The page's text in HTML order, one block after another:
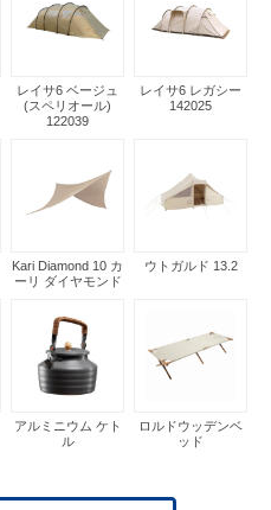
レイサ6 ベージュ
(スペリオール)
122039
レイサ6 レガシー
142025
Kari Diamond 10 カ
ーリ ダイヤモンド
ウトガルド 13.2
アルミニウム ケト
ル
ロルドウッデンベ
ッド